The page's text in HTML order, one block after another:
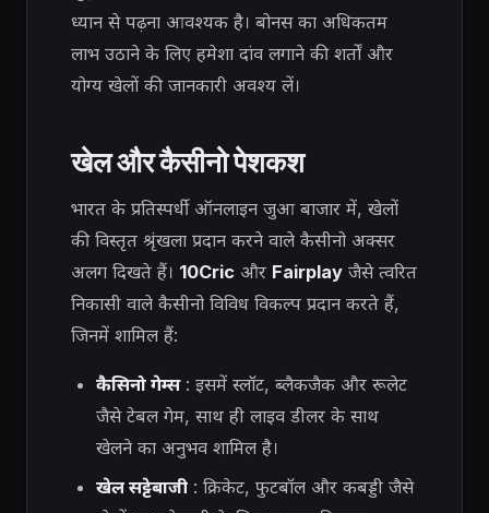
ध्यान से पढ़ना आवश्यक है। बोनस का अधिकतम
लाभ उठाने के लिए हमेशा दांव लगाने की शर्तों और
योग्य खेलों की जानकारी अवश्य लें।
खेल और कैसीनो पेशकश
भारत के प्रतिस्पर्धी ऑनलाइन जुआ बाजार में, खेलों
की विस्तृत श्रृंखला प्रदान करने वाले कैसीनो अक्सर
अलग दिखते हैं। 10Cric और Fairplay जैसे त्वरित
निकासी वाले कैसीनो विविध विकल्प प्रदान करते हैं,
जिनमें शामिल हैं:
कैसिनो गेम्स: इसमें स्लॉट, ब्लैकजैक और रूलेट
जैसे टेबल गेम, साथ ही लाइव डीलर के साथ
खेलने का अनुभव शामिल है।
खेल सट्टेबाजी: क्रिकेट, फुटबॉल और कबड्डी जैसे